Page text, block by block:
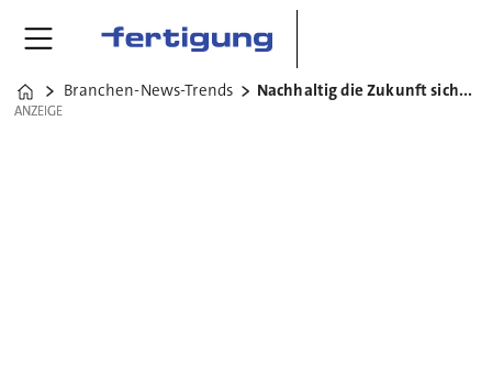
Home
Branchen-News-Trends Nachhaltig die Zukunft sichern
ANZEIGE
ANZEIGE